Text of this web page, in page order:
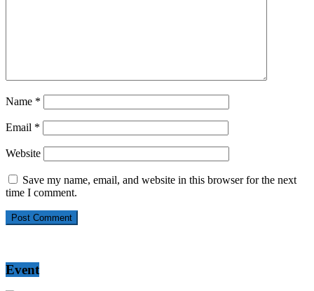
Name *
Email *
Website
Save my name, email, and website in this browser for the next
time I comment.
Event